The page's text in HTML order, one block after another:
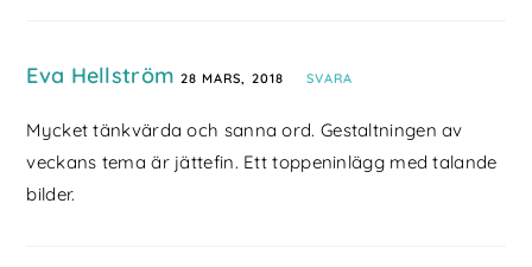
Eva Hellström 28 MARS, 2018 SVARA
Mycket tänkvärda och sanna ord. Gestaltningen av
veckans tema är jättefin. Ett toppeninlägg med talande
bilder.